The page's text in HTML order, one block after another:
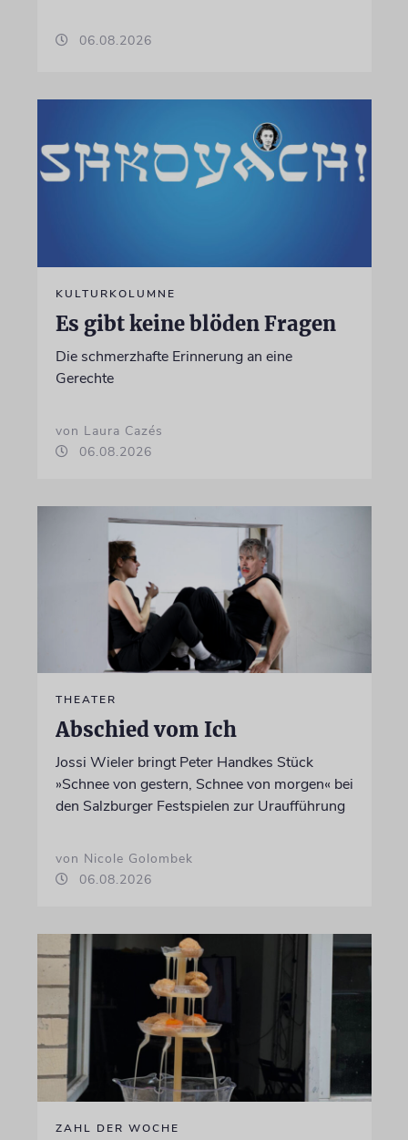
06.08.2026
KULTURKOLUMNE
Es gibt keine blöden Fragen
Die schmerzhafte Erinnerung an eine
Gerechte
von Laura Cazés
06.08.2026
THEATER
Abschied vom Ich
Jossi Wieler bringt Peter Handkes Stück
»Schnee von gestern, Schnee von morgen« bei
den Salzburger Festspielen zur Uraufführung
von Nicole Golombek
06.08.2026
ZAHL DER WOCHE